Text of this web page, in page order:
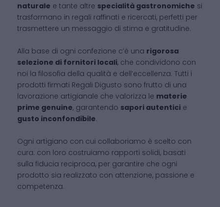
naturale e tante altre specialità gastronomiche si
trasformano in regali raffinati e ricercati, perfetti per
trasmettere un messaggio di stima e gratitudine.
Alla base di ogni confezione c’è una rigorosa
selezione di fornitori locali, che condividono con
noi la filosofia della qualità e dell’eccellenza. Tutti i
prodotti firmati Regali Digusto sono frutto di una
lavorazione artigianale che valorizza le materie
prime genuine, garantendo sapori autentici e
gusto inconfondibile.
Ogni artigiano con cui collaboriamo è scelto con
cura: con loro costruiamo rapporti solidi, basati
sulla fiducia reciproca, per garantire che ogni
prodotto sia realizzato con attenzione, passione e
competenza.